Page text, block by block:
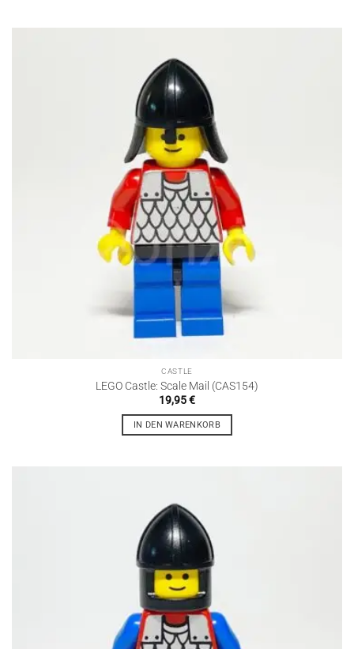
CASTLE
LEGO Castle: Scale Mail (CAS154)
19,95€
IN DEN WARENKORB